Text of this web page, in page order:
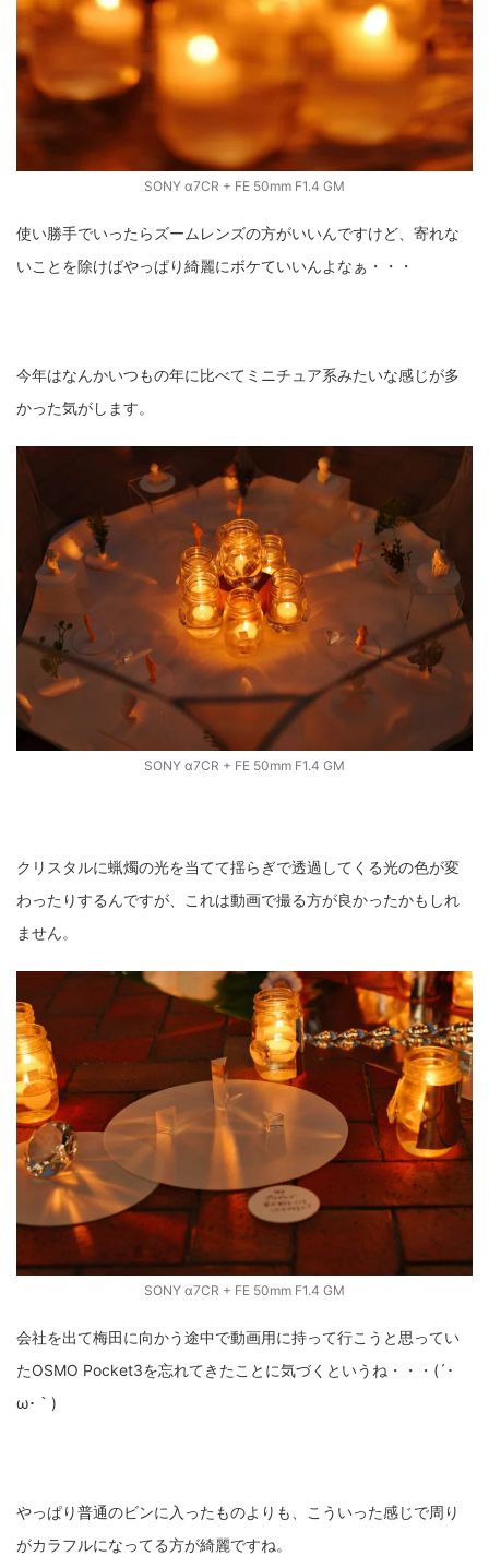
SONY α7CR + FE 50mm F1.4 GM
使い勝手でいったらズームレンズの方がいいんですけど、寄れな
いことを除けばやっぱり綺麗にボケていいんよなぁ・・・
今年はなんかいつもの年に比べてミニチュア系みたいな感じが多
かった気がします。
SONY α7CR + FE 50mm F1.4 GM
クリスタルに蝋燭の光を当てて揺らぎで透過してくる光の色が変
わったりするんですが、これは動画で撮る方が良かったかもしれ
ません。
SONY α7CR + FE 50mm F1.4 GM
会社を出て梅田に向かう途中で動画用に持って行こうと思ってい
たOSMO Pocket3を忘れてきたことに気づくというね・・・(´･
ω･｀)
やっぱり普通のビンに入ったものよりも、こういった感じで周り
がカラフルになってる方が綺麗ですね。